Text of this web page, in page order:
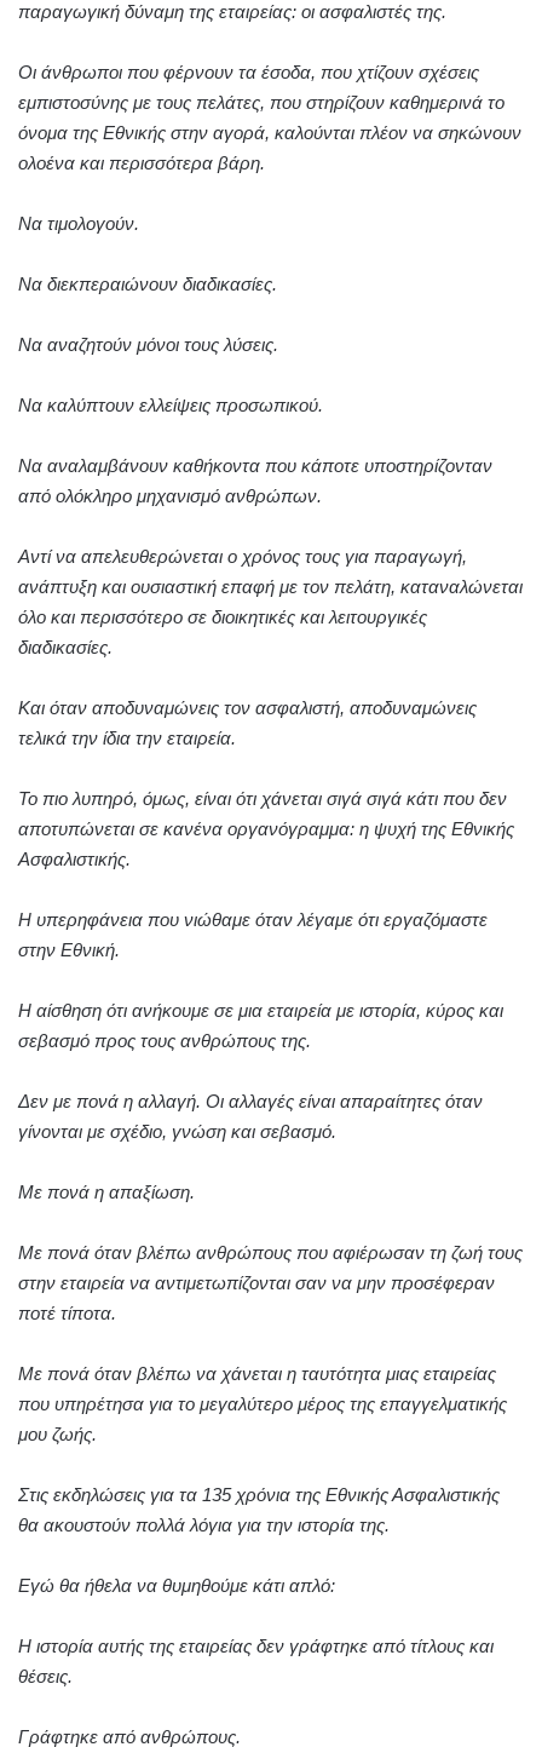
παραγωγική δύναμη της εταιρείας: οι ασφαλιστές της.
Οι άνθρωποι που φέρνουν τα έσοδα, που χτίζουν σχέσεις
εμπιστοσύνης με τους πελάτες, που στηρίζουν καθημερινά το
όνομα της Εθνικής στην αγορά, καλούνται πλέον να σηκώνουν
ολοένα και περισσότερα βάρη.
Να τιμολογούν.
Να διεκπεραιώνουν διαδικασίες.
Να αναζητούν μόνοι τους λύσεις.
Να καλύπτουν ελλείψεις προσωπικού.
Να αναλαμβάνουν καθήκοντα που κάποτε υποστηρίζονταν
από ολόκληρο μηχανισμό ανθρώπων.
Αντί να απελευθερώνεται ο χρόνος τους για παραγωγή,
ανάπτυξη και ουσιαστική επαφή με τον πελάτη, καταναλώνεται
όλο και περισσότερο σε διοικητικές και λειτουργικές
διαδικασίες.
Και όταν αποδυναμώνεις τον ασφαλιστή, αποδυναμώνεις
τελικά την ίδια την εταιρεία.
Το πιο λυπηρό, όμως, είναι ότι χάνεται σιγά σιγά κάτι που δεν
αποτυπώνεται σε κανένα οργανόγραμμα: η ψυχή της Εθνικής
Ασφαλιστικής.
Η υπερηφάνεια που νιώθαμε όταν λέγαμε ότι εργαζόμαστε
στην Εθνική.
Η αίσθηση ότι ανήκουμε σε μια εταιρεία με ιστορία, κύρος και
σεβασμό προς τους ανθρώπους της.
Δεν με πονά η αλλαγή. Οι αλλαγές είναι απαραίτητες όταν
γίνονται με σχέδιο, γνώση και σεβασμό.
Με πονά η απαξίωση.
Με πονά όταν βλέπω ανθρώπους που αφιέρωσαν τη ζωή τους
στην εταιρεία να αντιμετωπίζονται σαν να μην προσέφεραν
ποτέ τίποτα.
Με πονά όταν βλέπω να χάνεται η ταυτότητα μιας εταιρείας
που υπηρέτησα για το μεγαλύτερο μέρος της επαγγελματικής
μου ζωής.
Στις εκδηλώσεις για τα 135 χρόνια της Εθνικής Ασφαλιστικής
θα ακουστούν πολλά λόγια για την ιστορία της.
Εγώ θα ήθελα να θυμηθούμε κάτι απλό:
Η ιστορία αυτής της εταιρείας δεν γράφτηκε από τίτλους και
θέσεις.
Γράφτηκε από ανθρώπους.